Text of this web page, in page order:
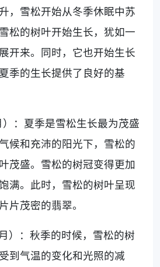
，雪松开始从冬季休眠中苏
松的树叶开始生长，犹如一
开来。同时，它也开始生长
季的生长提供了良好的基
：夏季是雪松生长最为茂盛
候和充沛的阳光下，雪松的
茂盛。雪松的树冠变得更加
满。此时，雪松的树叶呈现
片茂密的翡翠。
）：秋季的时候，雪松的树
到气温的变化和光照的减